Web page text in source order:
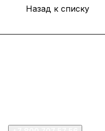
Назад к списку